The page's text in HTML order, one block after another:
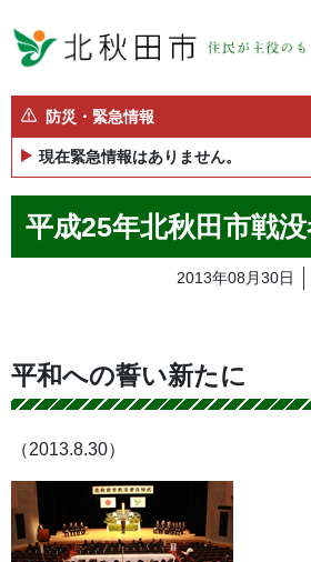
防災・緊急情報
現在緊急情報はありません。
平成25年北秋田市戦
2013年08月30日
平和への誓い新たに
（2013.8.30）